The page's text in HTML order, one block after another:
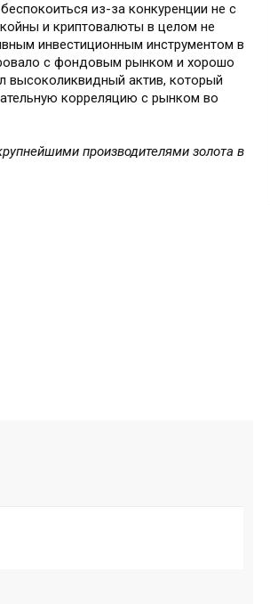
из-за конкуренции не с
и криптовалюты в целом не
инвестиционным инструментом в
с фондовым рынком и хорошо
высоколиквидный актив, который
корреляцию с рынком во
производителями золота в